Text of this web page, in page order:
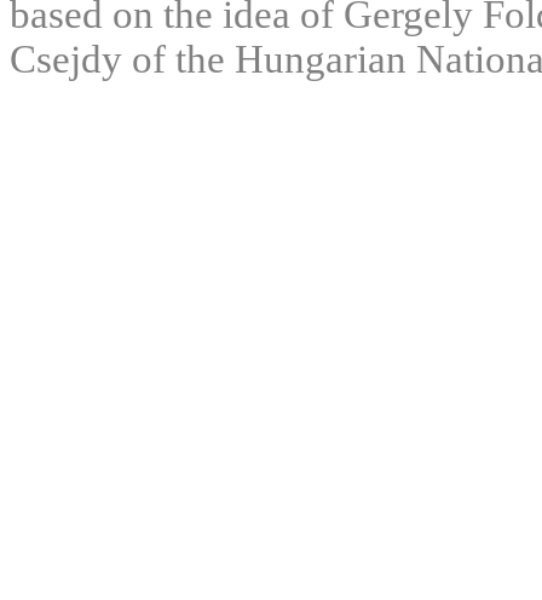
based on the idea of Gergely
Csejdy of the Hungarian